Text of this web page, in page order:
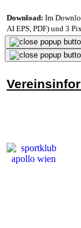
Download: Im
AI EPS, PDF) und 3